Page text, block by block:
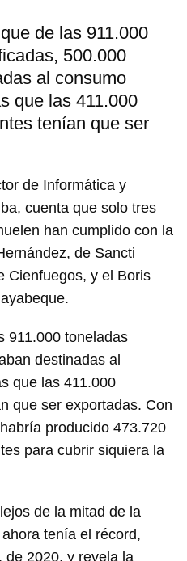
de las 911.000
500.000
al consumo
que las 411.000
tenían que ser
de Informática y
cuenta que solo tres
han cumplido con la
de Sancti
Cienfuegos, y el Boris
911.000 toneladas
destinadas al
que las 411.000
que ser exportadas. Con
producido 473.720
para cubrir siquiera la
de la mitad de la
tenía el récord,
de 2020, y revela la